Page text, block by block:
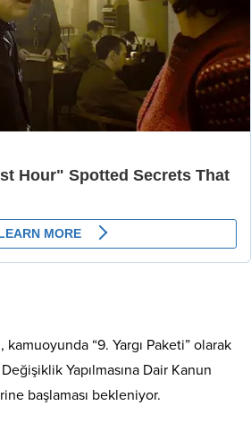
“9. Yargı Paketi” olarak
Yapılmasına Dair Kanun
başlaması bekleniyor.